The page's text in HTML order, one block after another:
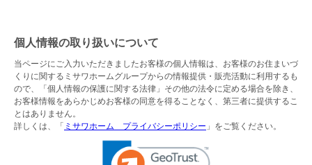
個人情報の取り扱いについて
当ページにご入力いただきましたお客様の個人情報は、お客様のお住まいづ
くりに関するミサワホームグループからの情報提供・販売活動に利用するも
ので、「個人情報の保護に関する法律」その他の法令に定める場合を除き、
お客様情報をあらかじめお客様の同意を得ることなく、第三者に提供するこ
とはありません。
詳しくは、「 ミサワホーム プライバシーポリシー 」をご覧ください。